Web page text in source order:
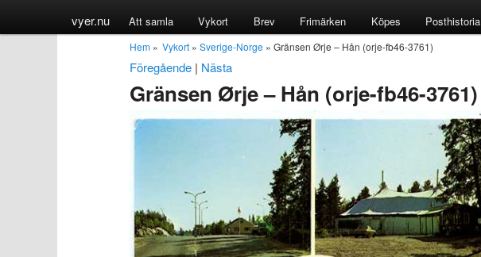
vyer.nu Att samla Vykort Brev Frimärken Köpes Posthistoria
Hem » Vykort » Sverige-Norge » Gränsen Ørje – Hån (orje-fb46-3761)
Föregående | Nästa
Gränsen Ørje – Hån (orje-fb46-3761)